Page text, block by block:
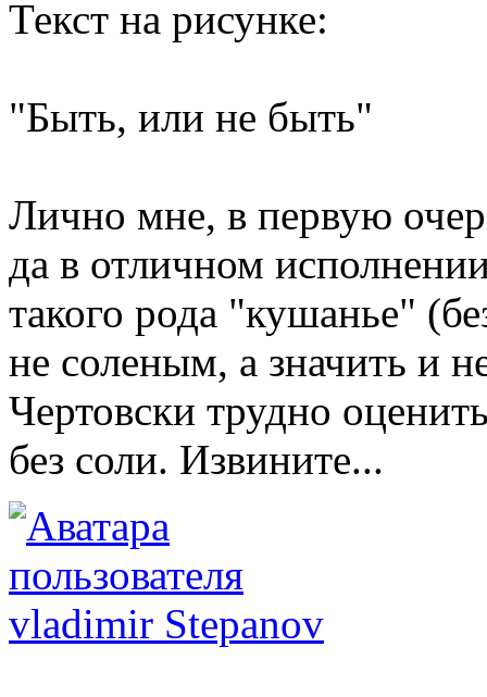
Текст на рисунке:
"Быть, или не быть"
Лично мне, в первую
да в отличном
такого рода "кушанье"
не соленым, а значить и
Чертовски трудно
без соли. Извините...
vladimir Stepanov